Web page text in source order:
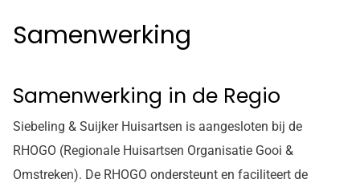
Samenwerking
Samenwerking in de Regio
Siebeling & Suijker Huisartsen is aangesloten bij de
RHOGO (Regionale Huisartsen Organisatie Gooi &
Omstreken). De RHOGO ondersteunt en faciliteert de